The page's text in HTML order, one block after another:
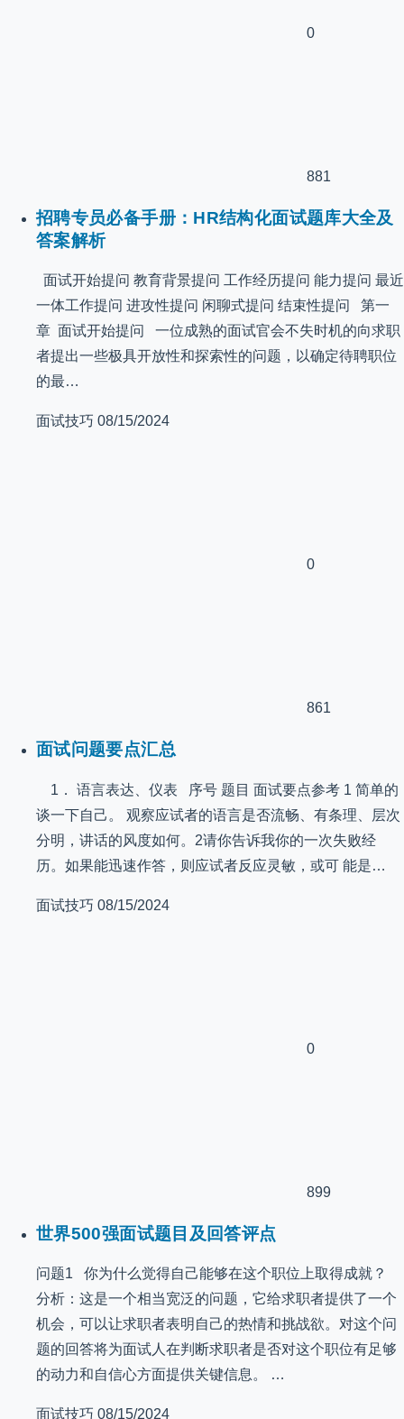
0
881
招聘专员必备手册：HR结构化面试题库大全及
答案解析
面试开始提问 教育背景提问 工作经历提问 能力提问 最近
一体工作提问 进攻性提问 闲聊式提问 结束性提问 第一
章 面试开始提问 一位成熟的面试官会不失时机的向求职
者提出一些极具开放性和探索性的问题，以确定待聘职位
的最…
面试技巧 08/15/2024
0
861
面试问题要点汇总
1． 语言表达、仪表 序号 题目 面试要点参考 1 简单的
谈一下自己。 观察应试者的语言是否流畅、有条理、层次
分明，讲话的风度如何。2请你告诉我你的一次失败经
历。如果能迅速作答，则应试者反应灵敏，或可 能是…
面试技巧 08/15/2024
0
899
世界500强面试题目及回答评点
问题1 你为什么觉得自己能够在这个职位上取得成就？
分析：这是一个相当宽泛的问题，它给求职者提供了一个
机会，可以让求职者表明自己的热情和挑战欲。对这个问
题的回答将为面试人在判断求职者是否对这个职位有足够
的动力和自信心方面提供关键信息。 …
面试技巧 08/15/2024